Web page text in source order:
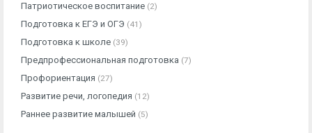
Патриотическое воспитание (2)
Подготовка к ЕГЭ и ОГЭ (41)
Подготовка к школе (39)
Предпрофессиональная подготовка (7)
Профориентация (27)
Развитие речи, логопедия (12)
Раннее развитие малышей (5)